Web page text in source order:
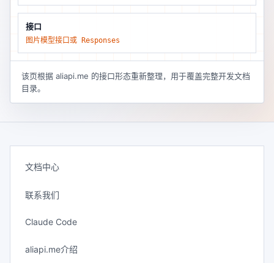
接口
图片模型接口或 Responses
该页根据 aliapi.me 的接口形态重新整理，用于覆盖完整开发文档
目录。
文档中心
联系我们
Claude Code
aliapi.me介绍